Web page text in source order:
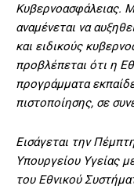
Κυβερνοασφάλειας.
αναμένεται να
και ειδικούς
προβλέπεται ότι η
προγράµµατα
πιστοποίησης, σε
Εισάγεται την
Υπουργείου Υγείας
του Εθνικού